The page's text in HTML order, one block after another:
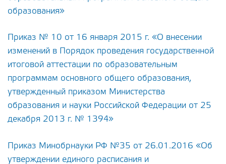
образования»
Приказ № 10 от 16 января 2015 г. «О внесении
изменений в Порядок проведения государственной
итоговой аттестации по образовательным
программам основного общего образования,
утвержденный приказом Министерства
образования и науки Российской Федерации от 25
декабря 2013 г. № 1394»
Приказ Минобрнауки РФ №35 от 26.01.2016 «Об
утверждении единого расписания и